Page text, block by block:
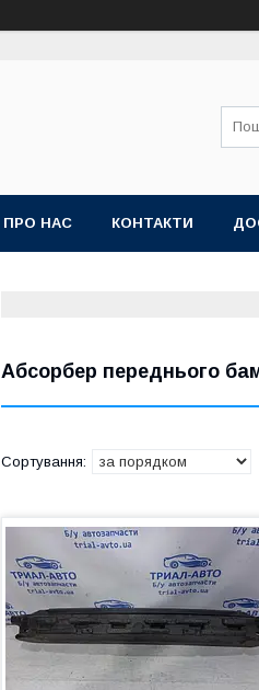
ПРО НАС КОНТАКТИ
Абсорбер переднього